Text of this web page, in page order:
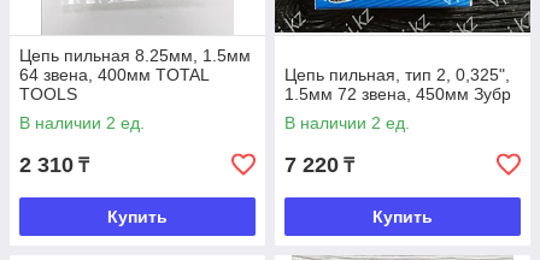
Цепь пильная 8.25мм, 1.5мм
64 звена, 400мм TOTAL
TOOLS
В наличии 2 ед.
2 310 ₸
Купить
Цепь пильная, тип 2, 0,325",
1.5мм 72 звена, 450мм Зубр
В наличии 2 ед.
7 220 ₸
Купить